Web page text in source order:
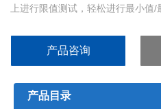
上进行限值测试，轻松进行最小值/
产品咨询
产品目录